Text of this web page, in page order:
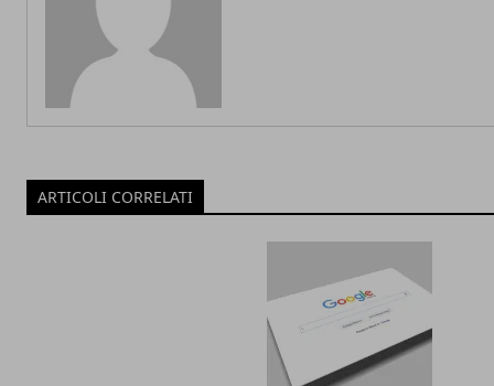
ARTICOLI CORRELATI